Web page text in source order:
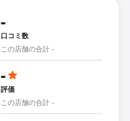
-
口コミ数
この店舗の合計 -
-
評価
この店舗の合計 -